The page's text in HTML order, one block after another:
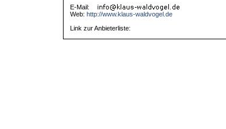
E-Mail:
Web: http://www.klaus-waldvogel.de
Link zur Anbieterliste: